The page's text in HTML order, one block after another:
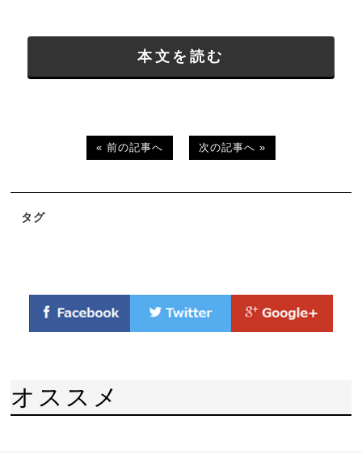
本文を読む
« 前の記事へ 次の記事へ »
タグ
オススメ